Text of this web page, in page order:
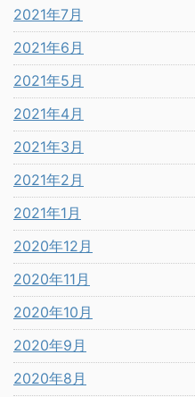
2021年7月
2021年6月
2021年5月
2021年4月
2021年3月
2021年2月
2021年1月
2020年12月
2020年11月
2020年10月
2020年9月
2020年8月